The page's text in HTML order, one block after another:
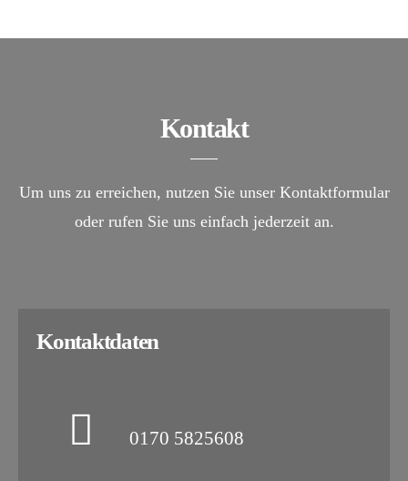
Kontakt
Um uns zu erreichen, nutzen Sie unser Kontaktformular
oder rufen Sie uns einfach jederzeit an.
Kontaktdaten
0170 5825608